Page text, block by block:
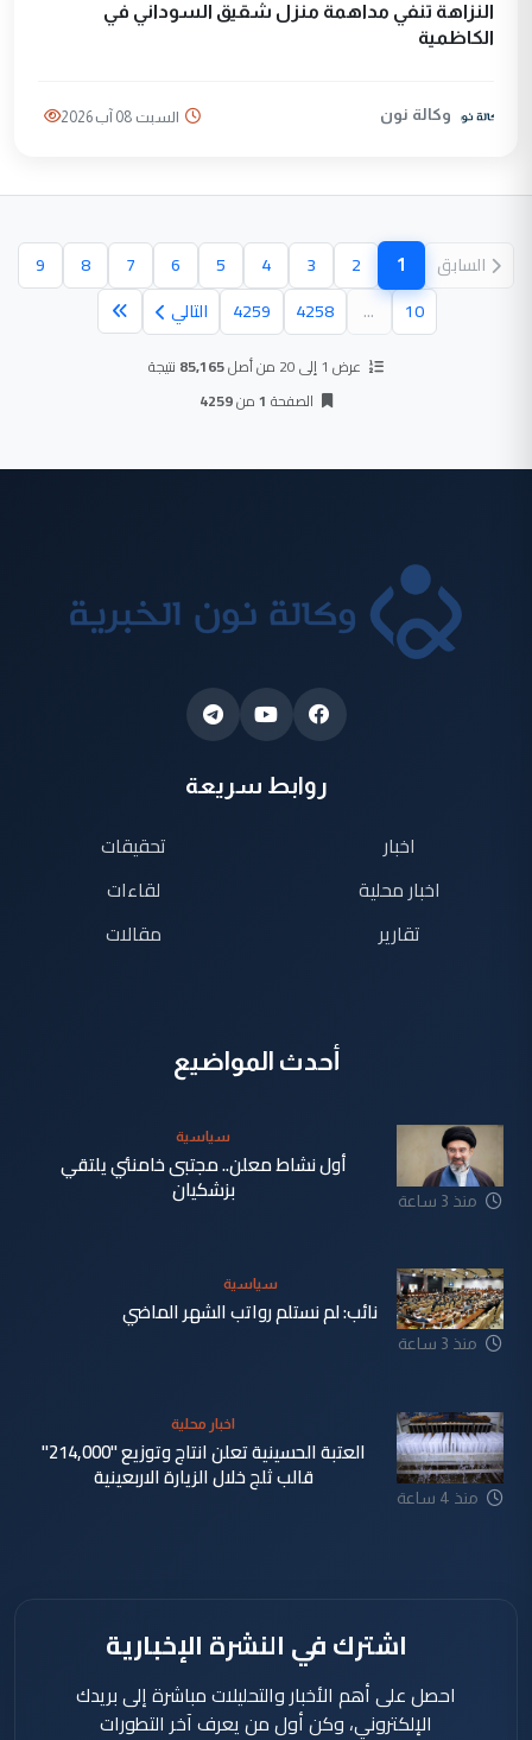
النزاهة تنفي مداهمة منزل شقيق السوداني في
الكاظمية
وكالة نون السبت 08 آب 2026
السابق 1
(الصفحة الحالية)
2
3
4
5
6
7
8
9
10
...
4258
4259 التالي
عرض 1 إلى 20 من أصل 85,165 نتيجة
الصفحة 1من4259
روابط سريعة
اخبار
اخبار محلية
تقارير
تحقيقات
لقاءات
مقالات
أحدث المواضيع
منذ 3 ساعة
سياسية
أول نشاط معلن.. مجتبى خامنئي يلتقي
بزشكيان
منذ 3 ساعة
سياسية
نائب: لم نستلم رواتب الشهر الماضي
منذ 4 ساعة
اخبار محلية
العتبة الحسينية تعلن انتاج وتوزيع "214,000"
قالب ثلج خلال الزيارة الاربعينية
اشترك في النشرة الإخبارية
احصل على أهم الأخبار والتحليلات مباشرة إلى بريدك
الإلكتروني، وكن أول من يعرف آخر التطورات